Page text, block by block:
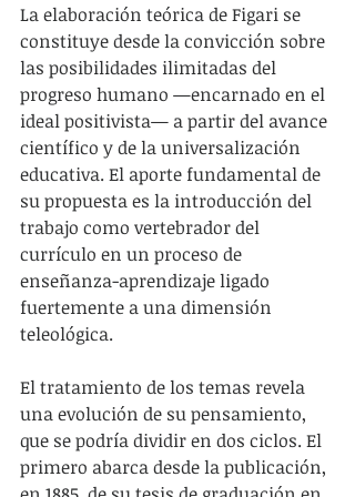
La elaboración teórica de Figari se
constituye desde la convicción sobre
las posibilidades ilimitadas del
progreso humano —encarnado en el
ideal positivista— a partir del avance
científico y de la universalización
educativa. El aporte fundamental de
su propuesta es la introducción del
trabajo como vertebrador del
currículo en un proceso de
enseñanza-aprendizaje ligado
fuertemente a una dimensión
teleológica.
El tratamiento de los temas revela
una evolución de su pensamiento,
que se podría dividir en dos ciclos. El
primero abarca desde la publicación,